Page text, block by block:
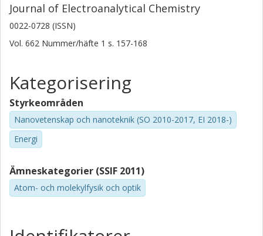
Journal of Electroanalytical Chemistry
0022-0728 (ISSN)
Vol. 662 Nummer/häfte 1 s. 157-168
Kategorisering
Styrkeområden
Nanovetenskap och nanoteknik (SO 2010-2017, EI 2018-)
Energi
Ämneskategorier (SSIF 2011)
Atom- och molekylfysik och optik